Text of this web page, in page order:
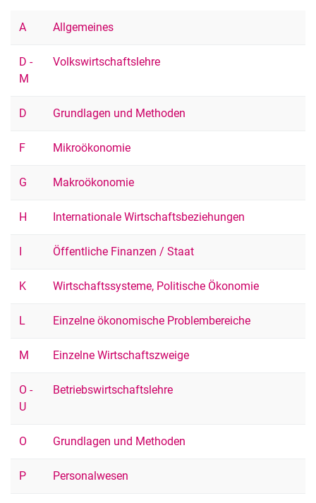
A Allgemeines
D -
M
Volkswirtschaftslehre
D Grundlagen und Methoden
F Mikroökonomie
G Makroökonomie
H Internationale Wirtschaftsbeziehungen
I Öffentliche Finanzen / Staat
K Wirtschaftssysteme, Politische Ökonomie
L Einzelne ökonomische Problembereiche
M Einzelne Wirtschaftszweige
O -
U
Betriebswirtschaftslehre
O Grundlagen und Methoden
P Personalwesen